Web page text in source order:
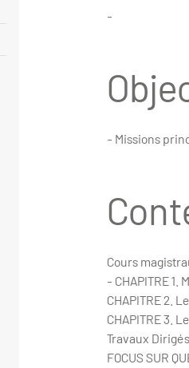
-
- Missions
Cours
- CHAPITRE
CHAPITRE 2.
CHAPITRE 3.
Travaux
FOCUS SUR